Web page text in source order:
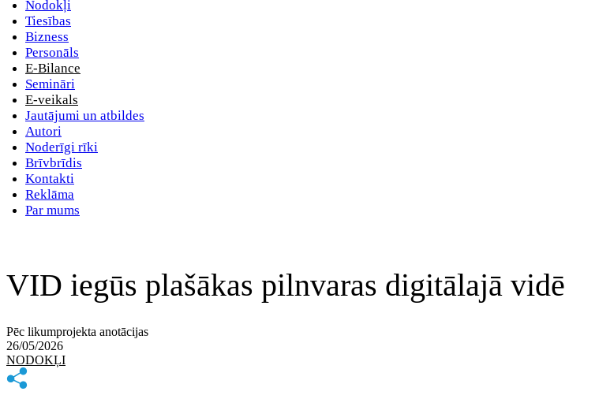
Nodokļi
Tiesības
Bizness
Personāls
E-Bilance
Semināri
E-veikals
Jautājumi un atbildes
Autori
Noderīgi rīki
Brīvbrīdis
Kontakti
Reklāma
Par mums
VID iegūs plašākas pilnvaras digitālajā vidē
Pēc likumprojekta anotācijas
26/05/2026
NODOKĻI